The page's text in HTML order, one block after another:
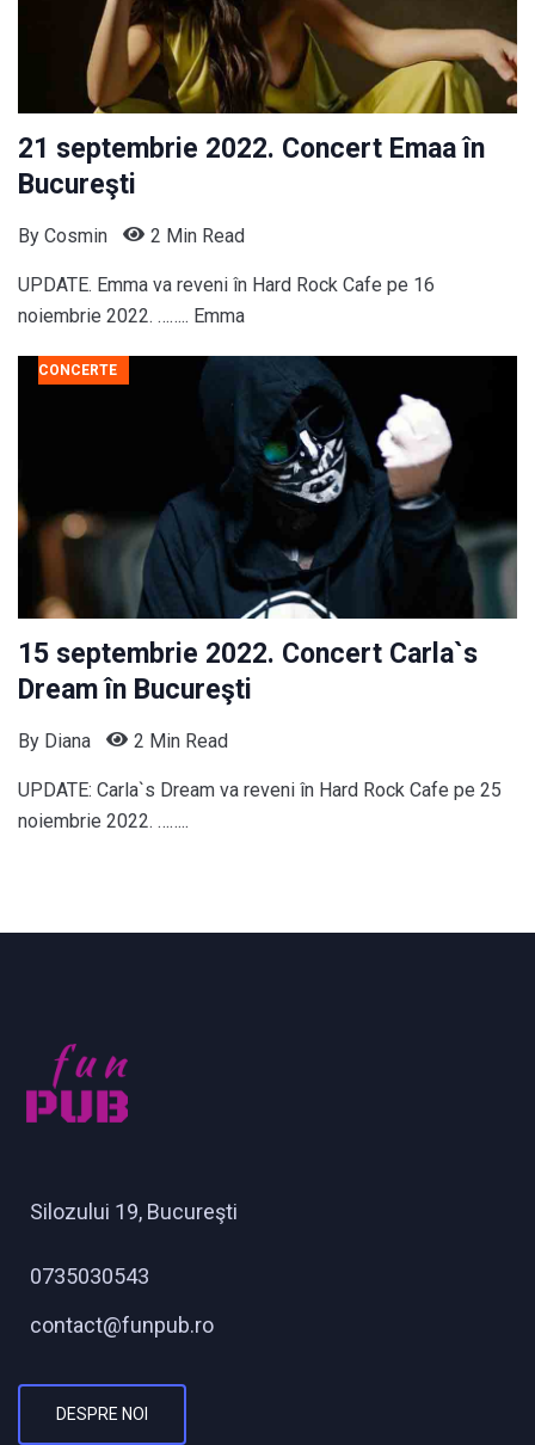
21 septembrie 2022. Concert Emaa în
Bucureşti
By Cosmin 2 Min Read
UPDATE. Emma va reveni în Hard Rock Cafe pe 16
noiembrie 2022. …….. Emma
CONCERTE
15 septembrie 2022. Concert Carla`s
Dream în Bucureşti
By Diana 2 Min Read
UPDATE: Carla`s Dream va reveni în Hard Rock Cafe pe 25
noiembrie 2022. ……..
Silozului 19, Bucureşti
0735030543
contact@funpub.ro
DESPRE NOI